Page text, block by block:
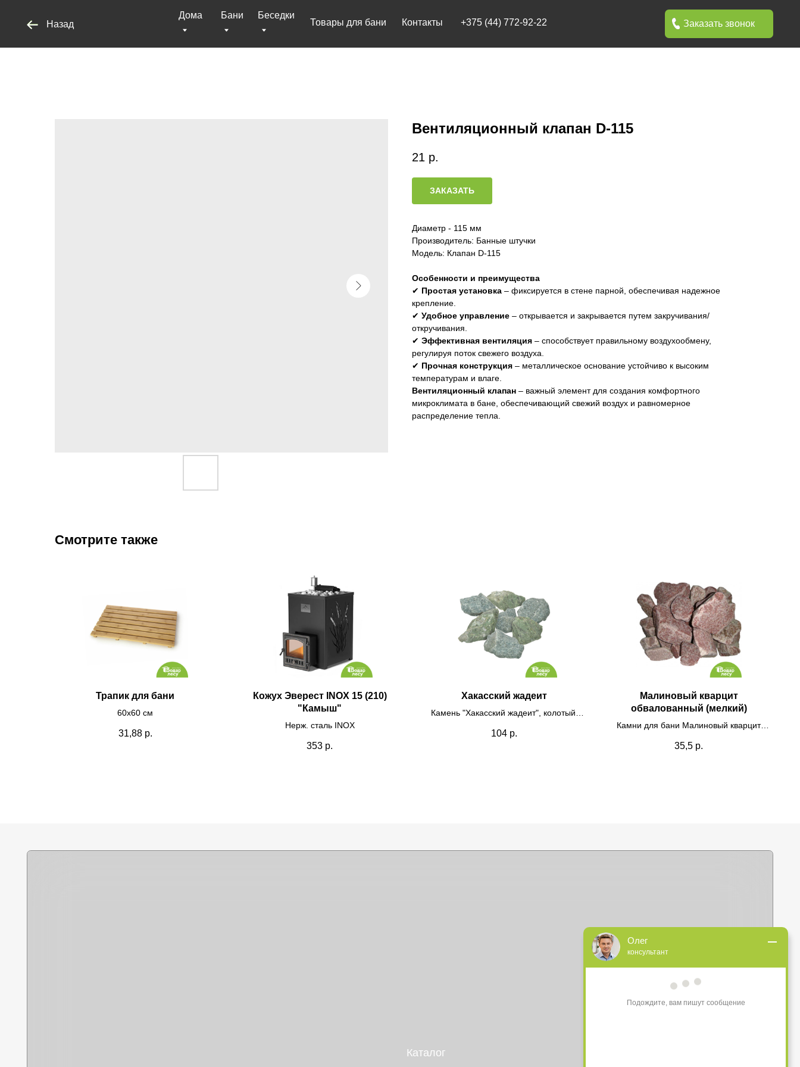
Заказать звонок
Контакты +375 (44) 772-92-22
Товары для бани
Беседки
Бани
Дома
Назад
Вентиляционный клапан D-115
21 р.
ЗАКАЗАТЬ
Диаметр - 115 мм
Производитель: Банные штучки
Модель: Клапан D-115
Особенности и преимущества
✔ Простая установка – фиксируется в стене парной, обеспечивая надежное
крепление.
✔ Удобное управление – открывается и закрывается путем закручивания/
откручивания.
✔ Эффективная вентиляция – способствует правильному воздухообмену,
регулируя поток свежего воздуха.
✔ Прочная конструкция – металлическое основание устойчиво к высоким
температурам и влаге.
Вентиляционный клапан – важный элемент для создания комфортного
микроклимата в бане, обеспечивающий свежий воздух и равномерное
распределение тепла.
Смотрите также
Трапик для бани
60х60 см
31,88 р.
Кожух Эверест INOX 15 (210)
"Камыш"
Нерж. сталь INOX
353 р.
Хакасский жадеит
Камень "Хакасский жадеит", колотый,
104 р.
Малиновый кварцит
обвалованный (мелкий)
Камни для бани Малиновый кварцит
35,5 р.
+375 (44) 772-92-22
s1-ovk@yandex.by
Олег
консультант
Подождите, вам пишут сообщение